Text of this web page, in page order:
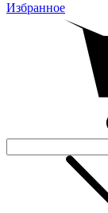
Избранное